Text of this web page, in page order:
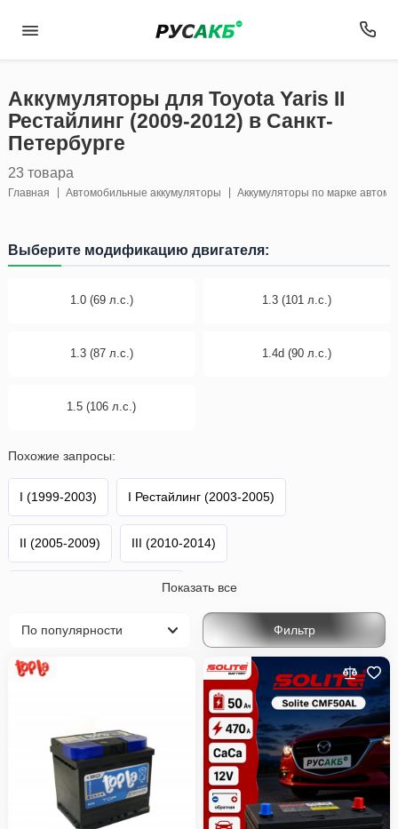
Аккумуляторы для Toyota Yaris II
Рестайлинг (2009-2012) в Санкт-
Петербурге
23 товара
Главная Автомобильные аккумуляторы Аккумуляторы по марке
Выберите модификацию двигателя:
1.0 (69 л.с.) 1.3 (101 л.с.)
1.3 (87 л.с.) 1.4d (90 л.с.)
1.5 (106 л.с.)
Похожие запросы:
I (1999-2003) I Рестайлинг (2003-2005)
II (2005-2009) III (2010-2014)
III Рестайлинг (2014-2017)
III 2-й Рестайлинг (2017-2019) IV (2020-н.в.) Yaris
Toyota
Показать все
Фильтр